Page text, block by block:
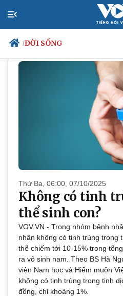
/ĐỜI SỐNG
Thế giới
Quan sát
Cuộc sống đó đây
Hồ sơ
ĐỜI SỐNG
Thứ Ba, 06:00, 07/10/2025
Không có tinh
thể sinh con?
VOV.VN - Trong nhóm bệnh
nhân không có tinh trùng trong
thể chiếm tới 10-15% trong
ra vô sinh nam. Theo BS Hà
viện Nam học và Hiếm muộn
không có tinh trùng trong tinh
đồng, chỉ khoảng 1%.